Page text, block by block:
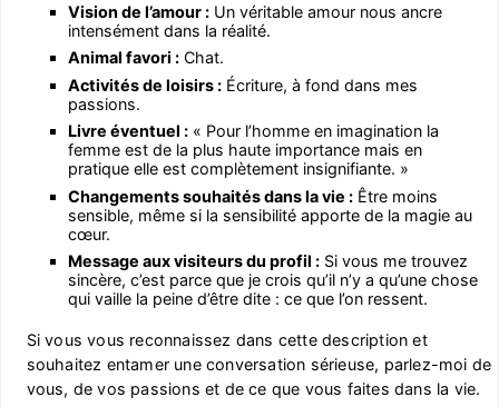
Vision de l’amour :Un véritable amour nous ancre
intensément dans la réalité.
Animal favori :Chat.
Activités de loisirs :Écriture, à fond dans mes
passions.
Livre éventuel :« Pour l’homme en imagination la
femme est de la plus haute importance mais en
pratique elle est complètement insignifiante. »
Changements souhaités dans la vie :Être moins
sensible, même si la sensibilité apporte de la magie au
cœur.
Message aux visiteurs du profil :Si vous me trouvez
sincère, c’est parce que je crois qu’il n’y a qu’une chose
qui vaille la peine d’être dite : ce que l’on ressent.
Si vous vous reconnaissez dans cette description et
souhaitez entamer une conversation sérieuse, parlez-moi de
vous, de vos passions et de ce que vous faites dans la vie.